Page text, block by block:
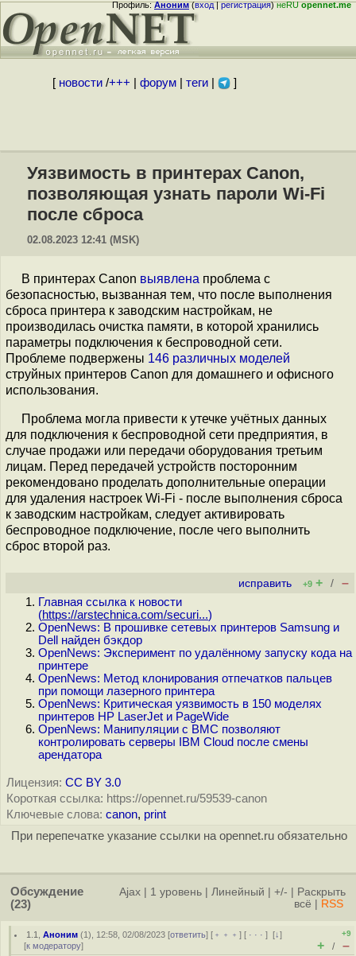
Профиль:Аноним(вход|регистрация)неRUopennet.me
[ новости/+++ форум| теги| ]
Уязвимость в принтерах Canon,
позволяющая узнать пароли Wi-Fi
после сброса
02.08.2023 12:41 (MSK)
В принтерах Canon выявлена проблема с
безопасностью, вызванная тем, что после выполнения
сброса принтера к заводским настройкам, не
производилась очистка памяти, в которой хранились
параметры подключения к беспроводной сети.
Проблеме подвержены 146 различных моделей
струйных принтеров Canon для домашнего и офисного
использования.
Проблема могла привести к утечке учётных данных
для подключения к беспроводной сети предприятия, в
случае продажи или передачи оборудования третьим
лицам. Перед передачей устройств посторонним
рекомендовано проделать дополнительные операции
для удаления настроек Wi-Fi - после выполнения сброса
к заводским настройкам, следует активировать
беспроводное подключение, после чего выполнить
сброс второй раз.
исправить +9 + / –
Главная ссылка к новости
(https://arstechnica.com/securi...)
OpenNews: В прошивке сетевых принтеров Samsung и
Dell найден бэкдор
OpenNews: Эксперимент по удалённому запуску кода на
принтере
OpenNews: Метод клонирования отпечатков пальцев
при помощи лазерного принтера
OpenNews: Критическая уязвимость в 150 моделях
принтеров HP LaserJet и PageWide
OpenNews: Манипуляции с BMC позволяют
контролировать серверы IBM Cloud после смены
арендатора
Лицензия: CC BY 3.0
Короткая ссылка: https://opennet.ru/59539-canon
Ключевые слова: canon, print
При перепечатке указание ссылки на opennet.ru обязательно
Обсуждение
(23)
Ajax 1 уровень Линейный +/-
Раскрыть
всё
RSS
1.1 ,Аноним (1), 12:58, 02/08/2023 [ответить] [ ﹢﹢﹢] [ · · ·][↓]
[к модератору]
+9
+ / –